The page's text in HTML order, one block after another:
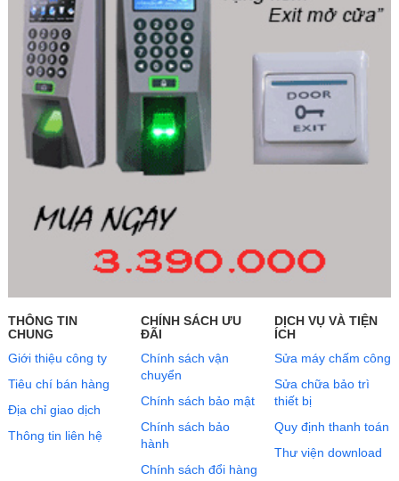
THÔNG TIN
CHUNG
Giới thiệu công ty
Tiêu chí bán hàng
Địa chỉ giao dịch
Thông tin liên hệ
CHÍNH SÁCH ƯU
ĐÃI
Chính sách vận
chuyển
Chính sách bảo mật
Chính sách bảo
hành
Chính sách đổi hàng
DỊCH VỤ VÀ TIỆN
ÍCH
Sửa máy chấm công
Sửa chữa bảo trì
thiết bị
Quy định thanh toán
Thư viện download